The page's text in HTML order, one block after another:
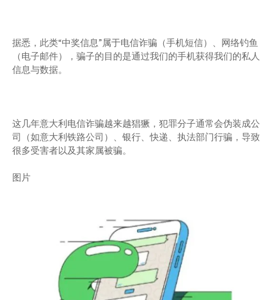
据悉，此类“中奖信息”属于电信诈骗（手机短信）、网络钓鱼
（电子邮件），骗子的目的是通过我们的手机获得我们的私人
信息与数据。
这几年意大利电信诈骗越来越猖獗，犯罪分子通常会伪装成公
司（如意大利铁路公司）、银行、快递、执法部门行骗，导致
很多受害者以及其家属被骗。
图片